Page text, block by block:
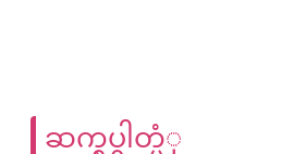
ဆက္စပ္ဓါတ္ပံု